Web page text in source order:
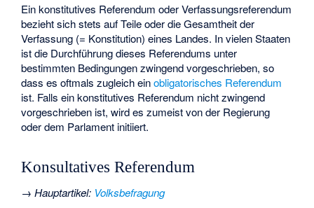
Ein konstitutives Referendum oder Verfassungsreferendum
bezieht sich stets auf Teile oder die Gesamtheit der
Verfassung (= Konstitution) eines Landes. In vielen Staaten
ist die Durchführung dieses Referendums unter
bestimmten Bedingungen zwingend vorgeschrieben, so
dass es oftmals zugleich einobligatorisches Referendum
ist. Falls ein konstitutives Referendum nicht zwingend
vorgeschrieben ist, wird es zumeist von der Regierung
oder dem Parlament initiiert.
Konsultatives Referendum
→Hauptartikel: Volksbefragung